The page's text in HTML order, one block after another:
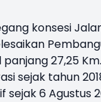
konsesi
27,25 Km.
sejak tahun
6 Agustus